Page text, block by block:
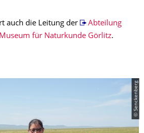
auch die Leitung der
Abteilung
für Naturkunde Görlitz.
© Senckenberg